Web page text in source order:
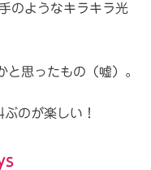
のようなキラキラ光
思ったもの（嘘）。
のが楽しい！